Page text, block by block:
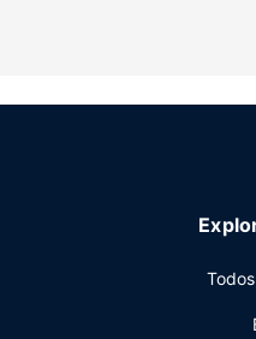
11:00, mediante uma
registo de saída rápido e